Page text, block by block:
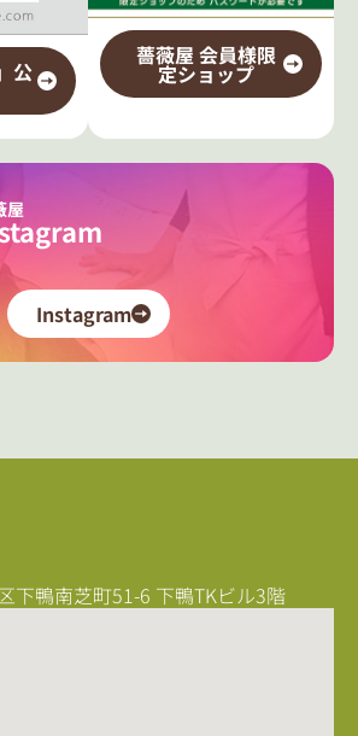
公
薔薇屋 会員様限
定ショップ
屋
Instagram
下鴨南芝町51-6 下鴨TKビル3階